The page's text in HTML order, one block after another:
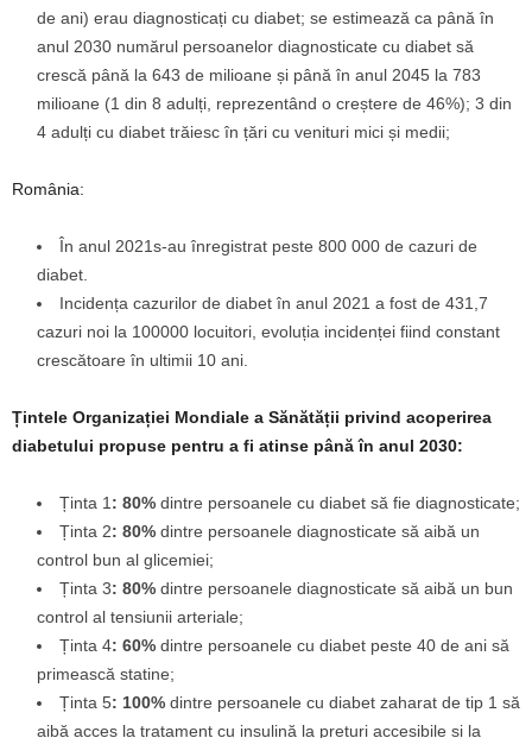
de ani) erau diagnosticați cu diabet; se estimează ca până în
anul 2030 numărul persoanelor diagnosticate cu diabet să
crescă până la 643 de milioane și până în anul 2045 la 783
milioane (1 din 8 adulți, reprezentând o creștere de 46%); 3 din
4 adulți cu diabet trăiesc în țări cu venituri mici și medii;
România:
În anul 2021s-au înregistrat peste 800 000 de cazuri de
diabet.
Incidența cazurilor de diabet în anul 2021 a fost de 431,7
cazuri noi la 100000 locuitori, evoluția incidenței fiind constant
crescătoare în ultimii 10 ani.
Țintele Organizației Mondiale a Sănătății privind acoperirea
diabetului propuse pentru a fi atinse până în anul 2030:
Ținta 1 : 80% dintre persoanele cu diabet să fie diagnosticate;
Ținta 2: 80% dintre persoanele diagnosticate să aibă un
control bun al glicemiei;
Ținta 3: 80% dintre persoanele diagnosticate să aibă un bun
control al tensiunii arteriale;
Ținta 4: 60% dintre persoanele cu diabet peste 40 de ani să
primească statine;
Ținta 5: 100% dintre persoanele cu diabet zaharat de tip 1 să
aibă acces la tratament cu insulină la prețuri accesibile și la